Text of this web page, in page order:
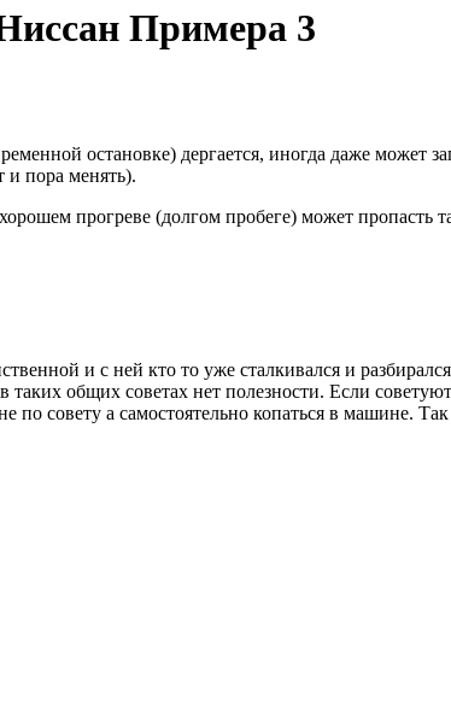
Примера 3
остановке) дергается, иногда даже может
и пора менять).
прогреве (долгом пробеге) может пропасть
и с ней кто то уже сталкивался и
общих советах нет полезности. Если
совету а самостоятельно копаться в машине.